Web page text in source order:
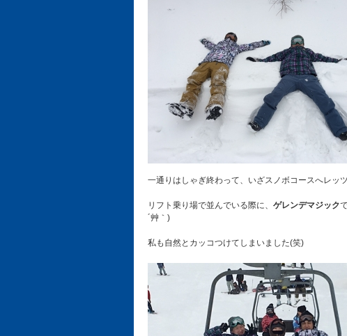
一通りはしゃぎ終わって、いざスノボコースへレッ
リフト乗り場で並んでいる際に、 ゲレンデマジック
´艸｀)
私も自然とカッコつけてしまいました(笑)